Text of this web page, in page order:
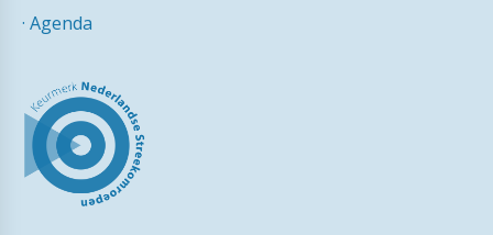
· Agenda